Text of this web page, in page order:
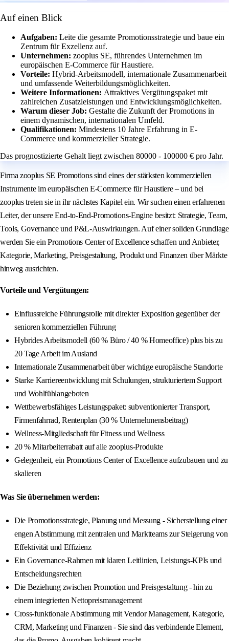
Auf einen Blick
Aufgaben: Leite die gesamte Promotionsstrategie und baue ein
Zentrum für Exzellenz auf.
Unternehmen: zooplus SE, führendes Unternehmen im
europäischen E-Commerce für Haustiere.
Vorteile: Hybrid-Arbeitsmodell, internationale Zusammenarbeit
und umfassende Weiterbildungsmöglichkeiten.
Weitere Informationen: Attraktives Vergütungspaket mit
zahlreichen Zusatzleistungen und Entwicklungsmöglichkeiten.
Warum dieser Job: Gestalte die Zukunft der Promotions in
einem dynamischen, internationalen Umfeld.
Qualifikationen: Mindestens 10 Jahre Erfahrung in E-
Commerce und kommerzieller Strategie.
Das prognostizierte Gehalt liegt zwischen 80000 - 100000 € pro Jahr.
Firma zooplus SE Promotions sind eines der stärksten kommerziellen
Instrumente im europäischen E-Commerce für Haustiere – und bei
zooplus treten sie in ihr nächstes Kapitel ein. Wir suchen einen erfahrenen
Leiter, der unsere End-to-End-Promotions-Engine besitzt: Strategie, Team,
Tools, Governance und P&L-Auswirkungen. Auf einer soliden Grundlage
werden Sie ein Promotions Center of Excellence schaffen und Anbieter,
Kategorie, Marketing, Preisgestaltung, Produkt und Finanzen über Märkte
hinweg ausrichten.
Vorteile und Vergütungen:
Einflussreiche Führungsrolle mit direkter Exposition gegenüber der
senioren kommerziellen Führung
Hybrides Arbeitsmodell (60 % Büro / 40 % Homeoffice) plus bis zu
20 Tage Arbeit im Ausland
Internationale Zusammenarbeit über wichtige europäische Standorte
Starke Karriereentwicklung mit Schulungen, strukturiertem Support
und Wohlfühlangeboten
Wettbewerbsfähiges Leistungspaket: subventionierter Transport,
Firmenfahrrad, Rentenplan (30 % Unternehmensbeitrag)
Wellness-Mitgliedschaft für Fitness und Wellness
20 % Mitarbeiterrabatt auf alle zooplus-Produkte
Gelegenheit, ein Promotions Center of Excellence aufzubauen und zu
skalieren
Was Sie übernehmen werden:
Die Promotionsstrategie, Planung und Messung - Sicherstellung einer
engen Abstimmung mit zentralen und Marktteams zur Steigerung von
Effektivität und Effizienz
Ein Governance-Rahmen mit klaren Leitlinien, Leistungs-KPIs und
Entscheidungsrechten
Die Beziehung zwischen Promotion und Preisgestaltung - hin zu
einem integrierten Nettopreismanagement
Cross-funktionale Abstimmung mit Vendor Management, Kategorie,
CRM, Marketing und Finanzen - Sie sind das verbindende Element,